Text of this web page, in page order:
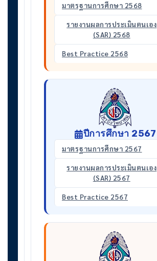
มาตรฐานการศึกษา 2568
รายงานผลการประเมินตนเอง
(SAR) 2568
Best Practice 2568
ปีการศึกษา 2567
มาตรฐานการศึกษา 2567
รายงานผลการประเมินตนเอง
(SAR) 2567
Best Practice 2567